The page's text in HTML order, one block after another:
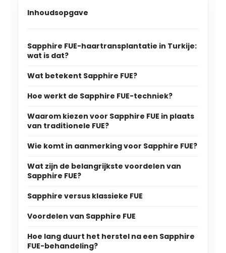
Inhoudsopgave
Sapphire FUE-haartransplantatie in Turkije:
wat is dat?
Wat betekent Sapphire FUE?
Hoe werkt de Sapphire FUE-techniek?
Waarom kiezen voor Sapphire FUE in plaats
van traditionele FUE?
Wie komt in aanmerking voor Sapphire FUE?
Wat zijn de belangrijkste voordelen van
Sapphire FUE?
Sapphire versus klassieke FUE
Voordelen van Sapphire FUE
Hoe lang duurt het herstel na een Sapphire
FUE-behandeling?